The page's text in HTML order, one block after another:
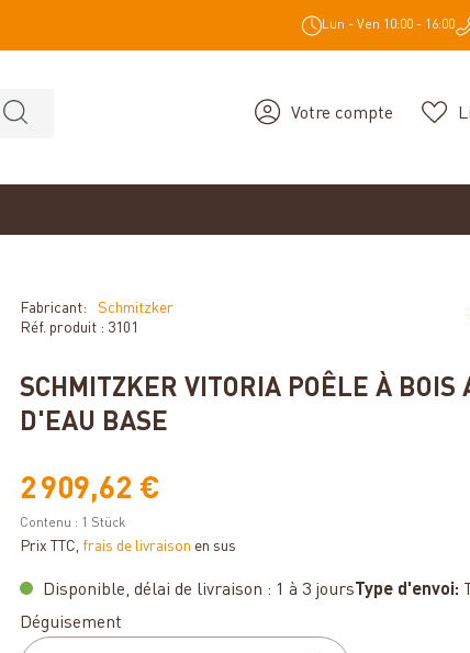
Lun - Ven 10:00 - 16:00
Votre compte
Fabricant:
Schmitzker
Réf. produit : 3101
SCHMITZKER VITORIA POÊLE À BOIS
D'EAU BASE
2 909,62 €
Contenu : 1 Stück
Prix TTC, frais de livraison en sus
Disponible, délai de livraison : 1 à 3 jours Type d'envoi:
Sélectionnez
Déguisement